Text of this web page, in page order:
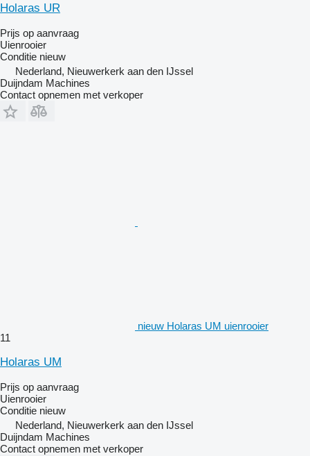
Holaras UR
Prijs op aanvraag
Uienrooier
Conditie nieuw
Nederland, Nieuwerkerk aan den IJssel
Duijndam Machines
Contact opnemen met verkoper
nieuw Holaras UM uienrooier
11
Holaras UM
Prijs op aanvraag
Uienrooier
Conditie nieuw
Nederland, Nieuwerkerk aan den IJssel
Duijndam Machines
Contact opnemen met verkoper